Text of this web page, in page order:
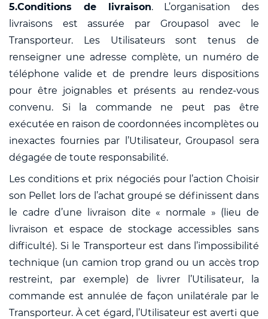
5.Conditions de livraison. L’organisation des
livraisons est assurée par Groupasol avec le
Transporteur. Les Utilisateurs sont tenus de
renseigner une adresse complète, un numéro de
téléphone valide et de prendre leurs dispositions
pour être joignables et présents au rendez-vous
convenu. Si la commande ne peut pas être
exécutée en raison de coordonnées incomplètes ou
inexactes fournies par l’Utilisateur, Groupasol sera
dégagée de toute responsabilité.
Les conditions et prix négociés pour l’action Choisir
son Pellet lors de l’achat groupé se définissent dans
le cadre d’une livraison dite « normale » (lieu de
livraison et espace de stockage accessibles sans
difficulté). Si le Transporteur est dans l’impossibilité
technique (un camion trop grand ou un accès trop
restreint, par exemple) de livrer l’Utilisateur, la
commande est annulée de façon unilatérale par le
Transporteur. À cet égard, l’Utilisateur est averti que